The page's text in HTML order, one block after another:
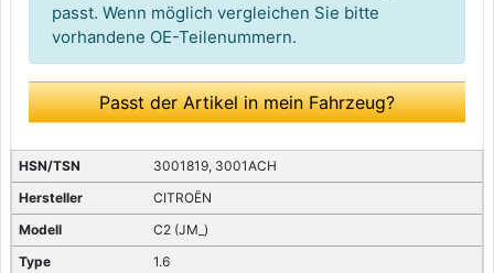
passt. Wenn möglich vergleichen Sie bitte
vorhandene OE-Teilenummern.
Passt der Artikel in mein Fahrzeug?
3001819, 3001ACH
CITROËN
C2 (JM_)
1.6